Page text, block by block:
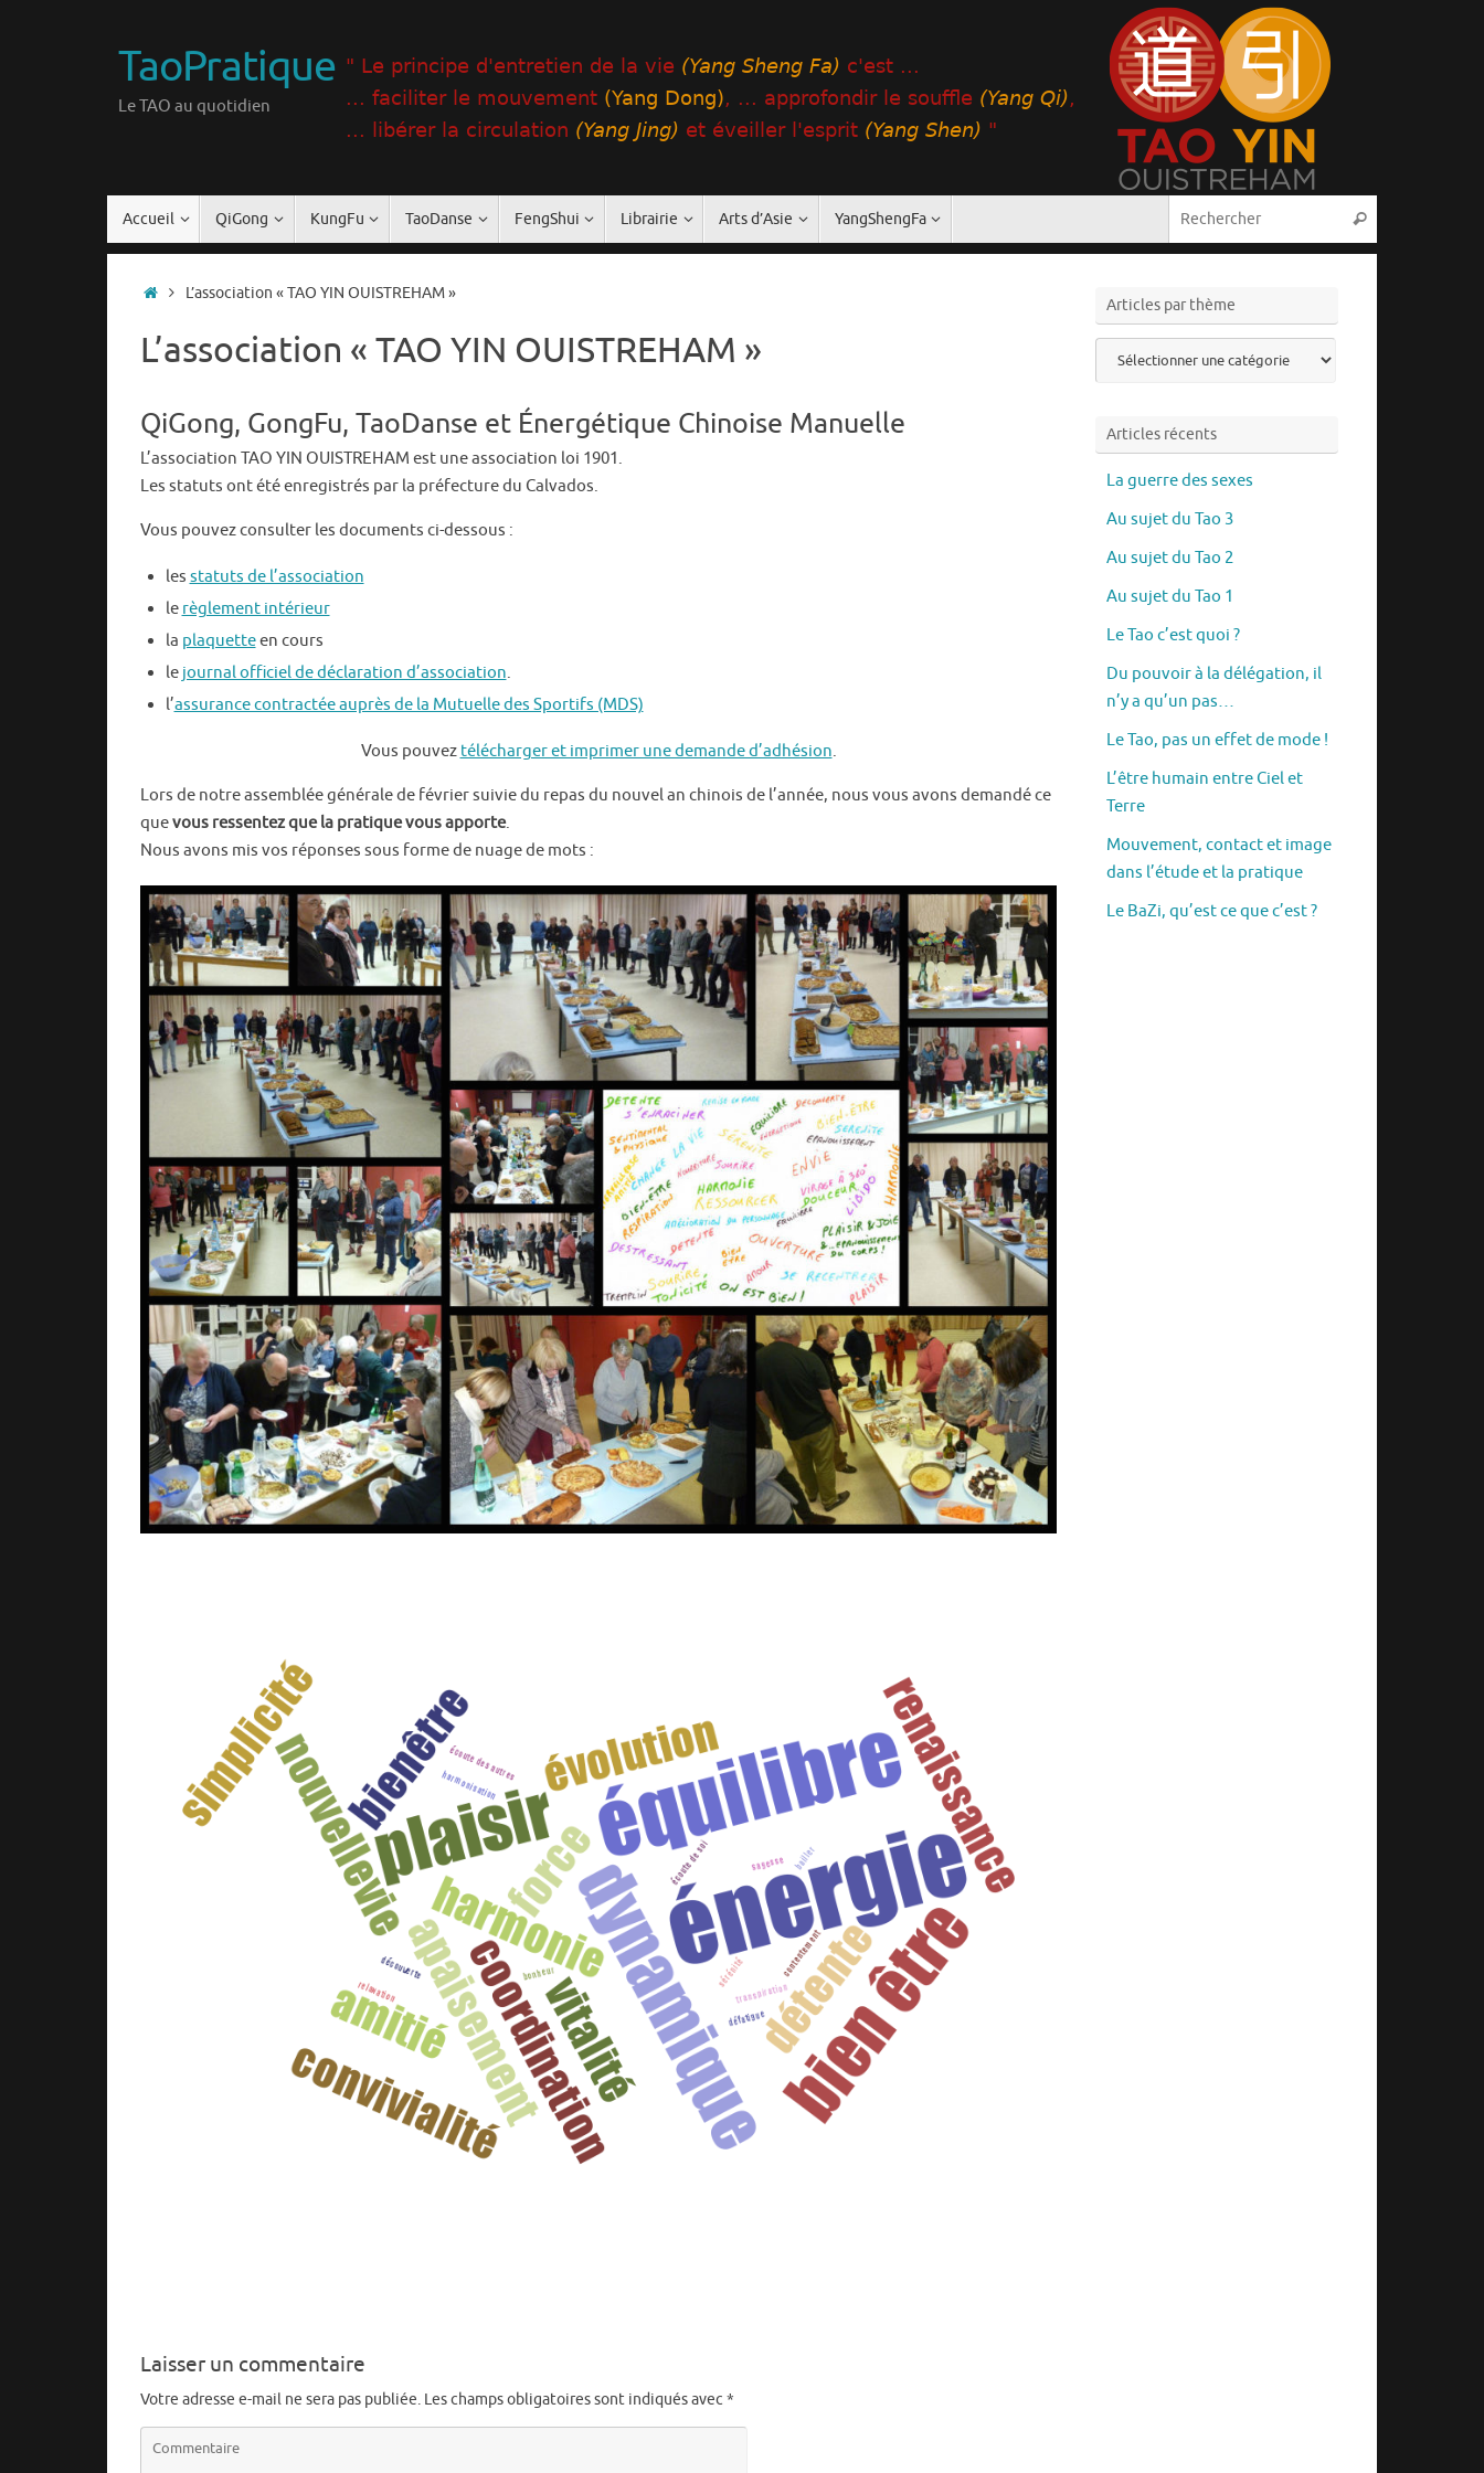
TaoPratique
Le TAO au quotidien
contenu
Accueil QiGong KungFu TaoDanse FengShui Librairie Arts d’Asie YangShengFa Rechercher
Accueil
L’association « TAO YIN OUISTREHAM »
L’association « TAO YIN OUISTREHAM »
QiGong, GongFu, TaoDanse et Énergétique Chinoise Manuelle
L’association TAO YIN OUISTREHAM est une association loi 1901.
Les statuts ont été enregistrés par la préfecture du Calvados.
Vous pouvez consulter les documents ci-dessous :
les statuts de l’association
le règlement intérieur
la plaquetteen cours
le journal officiel de déclaration d’association.
l’assurance contractée auprès de la Mutuelle des Sportifs (MDS)
Vous pouvez télécharger et imprimer une demande d’adhésion.
Lors de notre assemblée générale de février suivie du repas du nouvel an chinois de l’année, nous vous avons demandé ce
quevous ressentez que la pratique vous apporte.
Nous avons mis vos réponses sous forme de nuage de mots :
Laisser un commentaire
Votre adresse e-mail ne sera pas publiée. Les champs obligatoires sont indiqués avec*
Articles par thème
Articles
par
Articles récents
La guerre des sexes
Au sujet du Tao 3
Au sujet du Tao 2
Au sujet du Tao 1
Le Tao c’est quoi ?
Du pouvoir à la délégation, il
n’y a qu’un pas…
Le Tao, pas un effet de mode !
L’être humain entre Ciel et
Terre
Mouvement, contact et image
dans l’étude et la pratique
Le BaZi, qu’est ce que c’est ?